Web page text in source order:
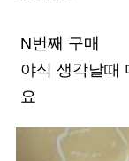
N번째 구매
야식 생각날때
요